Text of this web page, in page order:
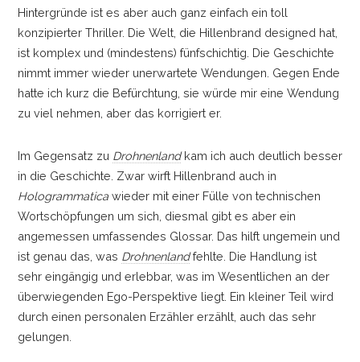
Hintergründe ist es aber auch ganz einfach ein toll
konzipierter Thriller. Die Welt, die Hillenbrand designed hat,
ist komplex und (mindestens) fünfschichtig. Die Geschichte
nimmt immer wieder unerwartete Wendungen. Gegen Ende
hatte ich kurz die Befürchtung, sie würde mir eine Wendung
zu viel nehmen, aber das korrigiert er.
Im Gegensatz zu Drohnenlandkam ich auch deutlich besser
in die Geschichte. Zwar wirft Hillenbrand auch in
Hologrammaticawieder mit einer Fülle von technischen
Wortschöpfungen um sich, diesmal gibt es aber ein
angemessen umfassendes Glossar. Das hilft ungemein und
ist genau das, was Drohnenlandfehlte. Die Handlung ist
sehr eingängig und erlebbar, was im Wesentlichen an der
überwiegenden Ego-Perspektive liegt. Ein kleiner Teil wird
durch einen personalen Erzähler erzählt, auch das sehr
gelungen.